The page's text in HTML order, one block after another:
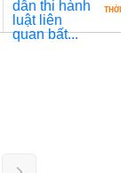
THỜI